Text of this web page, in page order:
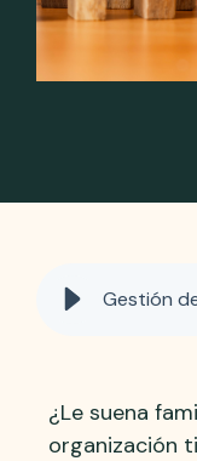
¿Le suena
organización